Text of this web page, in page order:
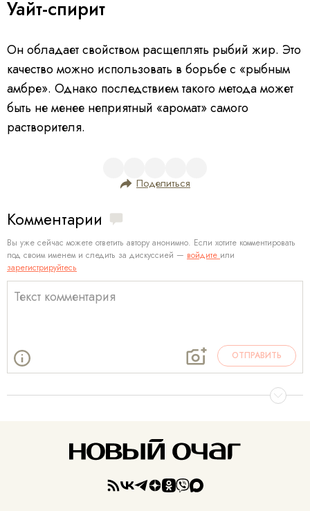
Уайт-спирит
Он обладает свойством расщеплять рыбий жир. Это
качество можно использовать в борьбе с «рыбным
амбре». Однако последствием такого метода может
быть не менее неприятный «аромат» самого
растворителя.
Поделиться
Комментарии
Вы уже сейчас можете ответить автору анонимно. Если хотите комментировать
под своим именем и следить за дискуссией — войдите или
зарегистрируйтесь
ОТПРАВИТЬ